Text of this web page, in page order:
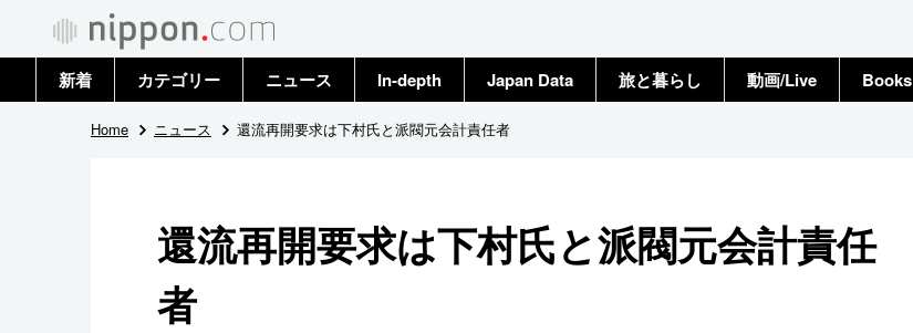
新着 カテゴリー
政治・外交
国際
社会
ニュース
トップ
In-depth Japan Data 旅と暮らし 動画/Live Books
Home ニュース 還流再開要求は下村氏と派閥元会計責任者
還流再開要求は下村氏と派閥元会計責任
者